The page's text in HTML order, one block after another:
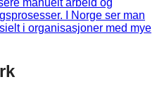
I Norge ser man
i organisasjoner med mye